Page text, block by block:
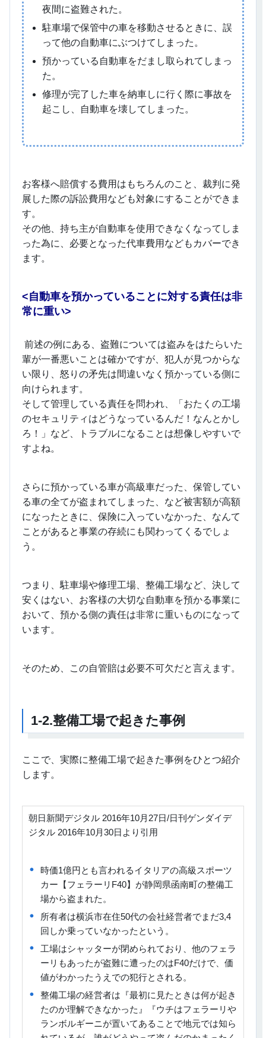
夜間に盗難された。
駐車場で保管中の車を移動させるときに、誤
って他の自動車にぶつけてしまった。
預かっている自動車をだまし取られてしまっ
た。
修理が完了した車を納車しに行く際に事故を
起こし、自動車を壊してしまった。
お客様へ賠償する費用はもちろんのこと、裁判に発
展した際の訴訟費用なども対象にすることができま
す。
その他、持ち主が自動車を使用できなくなってしま
った為に、必要となった代車費用などもカバーでき
ます。
<自動車を預かっていることに対する責任は非
常に重い>
前述の例にある、盗難については盗みをはたらいた
輩が一番悪いことは確かですが、犯人が見つからな
い限り、怒りの矛先は間違いなく預かっている側に
向けられます。
そして管理している責任を問われ、「おたくの工場
のセキュリティはどうなっているんだ！なんとかし
ろ！」など、トラブルになることは想像しやすいで
すよね。
さらに預かっている車が高級車だった、保管してい
る車の全てが盗まれてしまった、など被害額が高額
になったときに、保険に入っていなかった、なんて
ことがあると事業の存続にも関わってくるでしょ
う。
つまり、駐車場や修理工場、整備工場など、決して
安くはない、お客様の大切な自動車を預かる事業に
おいて、預かる側の責任は非常に重いものになって
います。
そのため、この自管賠は必要不可欠だと言えます。
1-2.整備工場で起きた事例
ここで、実際に整備工場で起きた事例をひとつ紹介
します。
朝日新聞デジタル 2016年10月27日/日刊ゲンダイデ
ジタル 2016年10月30日より引用
時価1億円とも言われるイタリアの高級スポーツ
カー【フェラーリF40】が静岡県函南町の整備工
場から盗まれた。
所有者は横浜市在住50代の会社経営者でまだ3,4
回しか乗っていなかったという。
工場はシャッターが閉められており、他のフェラ
ーリもあったが盗難に遭ったのはF40だけで、価
値がわかったうえでの犯行とされる。
整備工場の経営者は『最初に見たときは何が起き
たのか理解できなかった』『ウチはフェラーリや
ランボルギーニが置いてあることで地元では知ら